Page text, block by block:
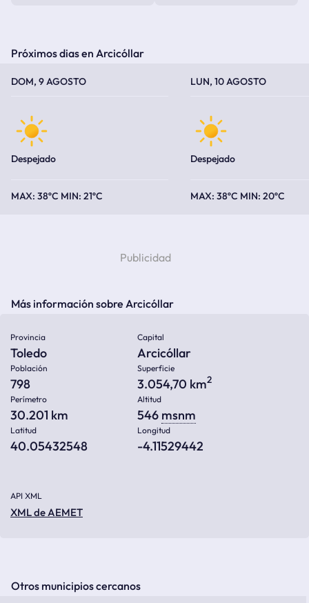
Próximos dias en Arcicóllar
DOM, 9 AGOSTO
Despejado
38ºC 21ºC
LUN, 10 AGOSTO
Despejado
38ºC 20ºC
Más información sobre Arcicóllar
Provincia
Toledo
Capital
Arcicóllar
Población
798
Superficie
3.054,70 km2
Perímetro
30.201 km
Altitud
546 msnm
Latitud
40.05432548
Longitud
-4.11529442
API XML
XML de AEMET
Otros municipios cercanos